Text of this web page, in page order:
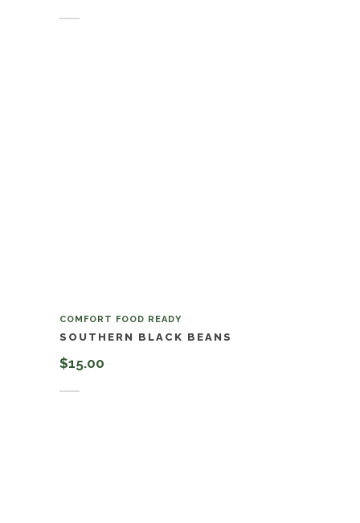
COMFORT FOOD READY
SOUTHERN BLACK BEANS
$15.00